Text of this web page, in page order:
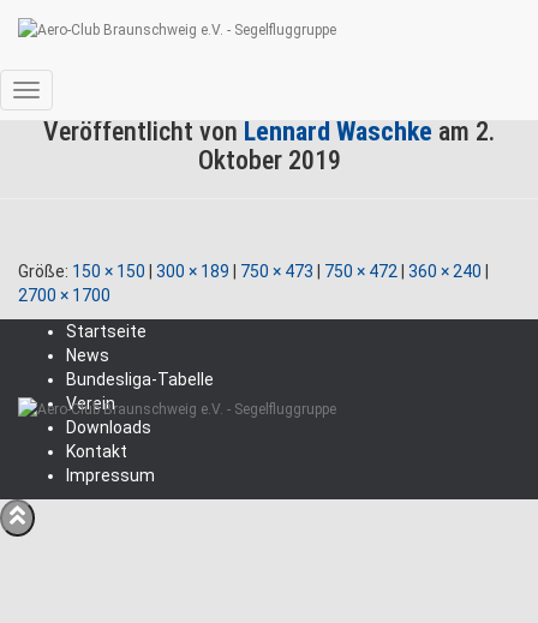
Navigation
umschalten
Veröffentlicht von Lennard Waschke am 2.
Oktober 2019
Größe: 150 × 150 300 × 189 750 × 473 750 × 472 360 × 240
2700 × 1700
Startseite
News
Bundesliga-Tabelle
Verein
Downloads
Kontakt
Impressum